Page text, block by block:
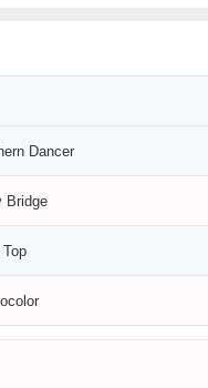
Dancer
Bridge
Top